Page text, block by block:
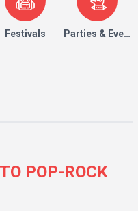
Festivals Parties & Events
POP-ROCK